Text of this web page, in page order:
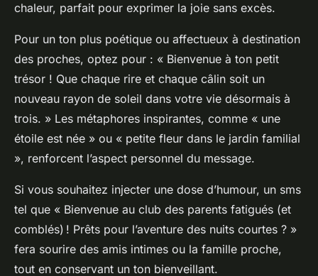
chaleur, parfait pour exprimer la joie sans excès.
Pour un ton plus poétique ou affectueux à destination
des proches, optez pour : « Bienvenue à ton petit
trésor ! Que chaque rire et chaque câlin soit un
nouveau rayon de soleil dans votre vie désormais à
trois. » Les métaphores inspirantes, comme « une
étoile est née » ou « petite fleur dans le jardin familial
», renforcent l’aspect personnel du message.
Si vous souhaitez injecter une dose d’humour, un sms
tel que « Bienvenue au club des parents fatigués (et
comblés) ! Prêts pour l’aventure des nuits courtes ? »
fera sourire des amis intimes ou la famille proche,
tout en conservant un ton bienveillant.